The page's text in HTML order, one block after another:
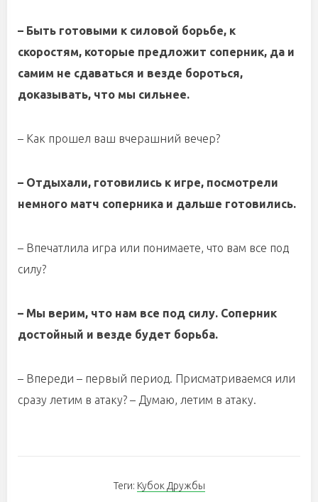
– Быть готовыми к силовой борьбе, к
скоростям, которые предложит соперник, да и
самим не сдаваться и везде бороться,
доказывать, что мы сильнее.
– Как прошел ваш вчерашний вечер?
– Отдыхали, готовились к игре, посмотрели
немного матч соперника и дальше готовились.
– Впечатлила игра или понимаете, что вам все под
силу?
– Мы верим, что нам все под силу. Соперник
достойный и везде будет борьба.
– Впереди – первый период. Присматриваемся или
сразу летим в атаку? – Думаю, летим в атаку.
Теги: Кубок Дружбы